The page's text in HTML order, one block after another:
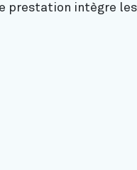
prestation intègre